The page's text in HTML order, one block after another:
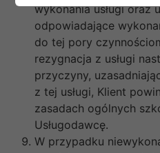
wykonania usługi oraz
odpowiadające
do tej pory
rezygnacja z usługi
przyczyny,
z tej usługi, Klient
zasadach ogólnych
Usługodawcę.
W przypadku